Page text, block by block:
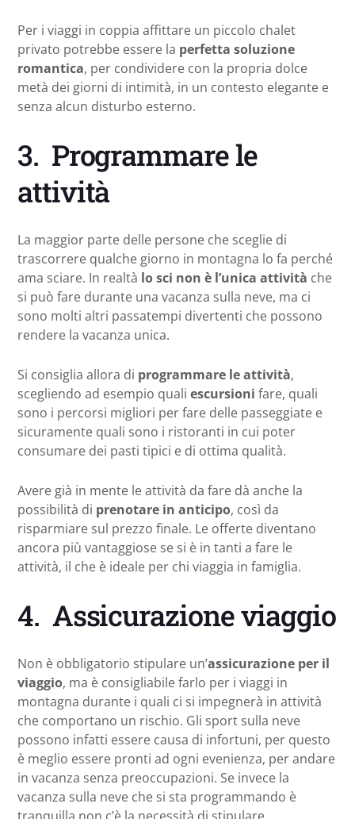
Per i viaggi in coppia affittare un piccolo chalet
privato potrebbe essere la perfetta soluzione
romantica, per condividere con la propria dolce
metà dei giorni di intimità, in un contesto elegante e
senza alcun disturbo esterno.
3. Programmare le
attività
La maggior parte delle persone che sceglie di
trascorrere qualche giorno in montagna lo fa perché
ama sciare. In realtà lo sci non è l’unica attività che
si può fare durante una vacanza sulla neve, ma ci
sono molti altri passatempi divertenti che possono
rendere la vacanza unica.
Si consiglia allora di programmare le attività,
scegliendo ad esempio quali escursioni fare, quali
sono i percorsi migliori per fare delle passeggiate e
sicuramente quali sono i ristoranti in cui poter
consumare dei pasti tipici e di ottima qualità.
Avere già in mente le attività da fare dà anche la
possibilità di prenotare in anticipo, così da
risparmiare sul prezzo finale. Le offerte diventano
ancora più vantaggiose se si è in tanti a fare le
attività, il che è ideale per chi viaggia in famiglia.
4. Assicurazione viaggio
Non è obbligatorio stipulare un’assicurazione per il
viaggio, ma è consigliabile farlo per i viaggi in
montagna durante i quali ci si impegnerà in attività
che comportano un rischio. Gli sport sulla neve
possono infatti essere causa di infortuni, per questo
è meglio essere pronti ad ogni evenienza, per andare
in vacanza senza preoccupazioni. Se invece la
vacanza sulla neve che si sta programmando è
tranquilla non c’è la necessità di stipulare